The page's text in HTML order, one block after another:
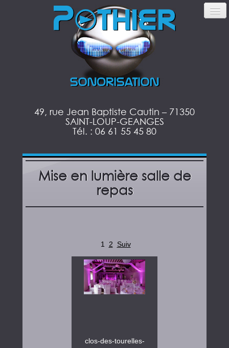
49, rue Jean Baptiste Cautin – 71350
SAINT-LOUP-GEANGES
Tél. : 06 61 55 45 80
Mise en lumière salle de
repas
1 2 Suiv
clos-des-tourelles-